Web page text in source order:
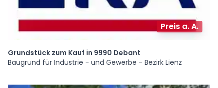
Preis a. A.
Grundstück zum Kauf in 9990 Debant
Baugrund für Industrie - und Gewerbe - Bezirk Lienz